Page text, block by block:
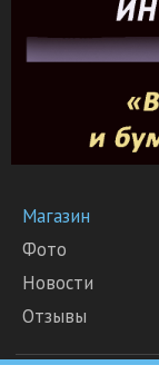
Магазин
Фото
Новости
Отзывы